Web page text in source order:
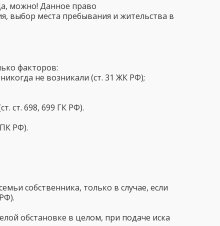
можно! Данное право
выбор места пребывания и жительства в
факторов:
не возникали (ст. 31 ЖК РФ);
ст. 698, 699 ГК РФ).
РФ).
собственника, только в случае, если
обстановке в целом, при подаче иска